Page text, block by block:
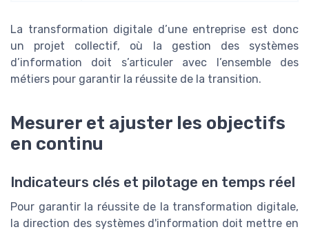
La transformation digitale d’une entreprise est donc
un projet collectif, où la gestion des systèmes
d’information doit s’articuler avec l’ensemble des
métiers pour garantir la réussite de la transition.
Mesurer et ajuster les objectifs
en continu
Indicateurs clés et pilotage en temps réel
Pour garantir la réussite de la transformation digitale,
la direction des systèmes d'information doit mettre en